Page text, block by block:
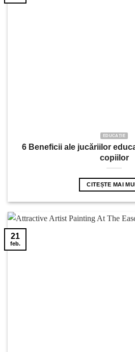
EDUCAȚIE
6 Beneficii ale jucăriilor
copiilor
CITEȘTE MAI
21
feb.